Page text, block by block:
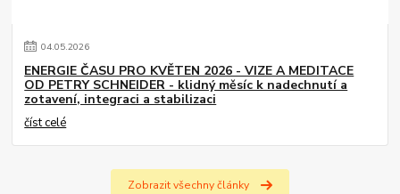
04.05.2026
ENERGIE ČASU PRO KVĚTEN 2026 - VIZE A MEDITACE
OD PETRY SCHNEIDER - klidný měsíc k nadechnutí a
zotavení, integraci a stabilizaci
číst celé
Zobrazit všechny články